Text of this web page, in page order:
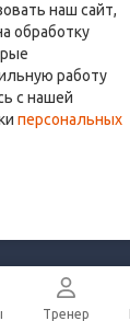
Made for runners.
By runners. With ❤
info@get.run
и
Тренер
наш сайт,
обработку
работу
с нашей
персональных